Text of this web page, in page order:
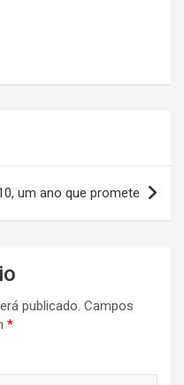
um ano que promete
publicado. Campos
*